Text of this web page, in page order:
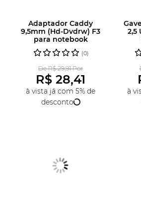
Adaptador Caddy
9,5mm (Hd-Dvdrw) F3
para notebook
(0)
De R$ 29,91 Por
R$ 28,41
à vista já com 5% de
desconto
2,5
à